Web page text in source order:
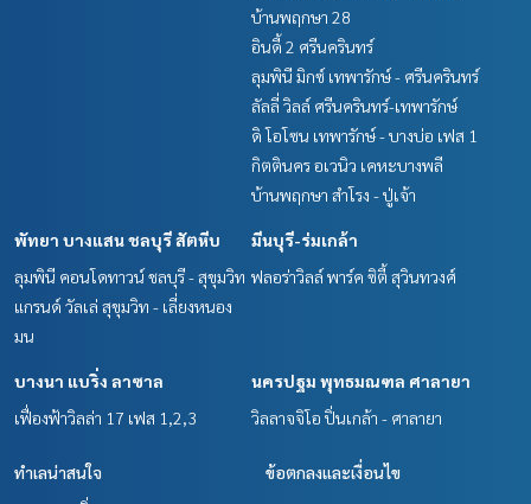
บ้านพฤกษา 28
อินดี้ 2 ศรีนครินทร์
ลุมพินี มิกซ์ เทพารักษ์ - ศรีนครินทร์
ลัลลี่ วิลล์ ศรีนครินทร์-เทพารักษ์
ดิ โอโซน เทพารักษ์ - บางบ่อ เฟส 1
กิตตินคร อเวนิว เคหะบางพลี
บ้านพฤกษา สำโรง - ปู่เจ้า
พัทยา บางแสน ชลบุรี สัตหีบ
ลุมพินี คอนโดทาวน์ ชลบุรี - สุขุมวิท
แกรนด์ วัลเล่ สุขุมวิท - เลี่ยงหนอง
มน
มีนบุรี-ร่มเกล้า
ฟลอร่าวิลล์ พาร์ค ซิตี้ สุวินทวงศ์
บางนา แบริ่ง ลาซาล
เฟื่องฟ้าวิลล่า 17 เฟส 1,2,3
นครปฐม พุทธมณฑล ศาลายา
วิลลาจจิโอ ปิ่นเกล้า - ศาลายา
ทำเลน่าสนใจ
ข้อตกลงและเงื่อนไข